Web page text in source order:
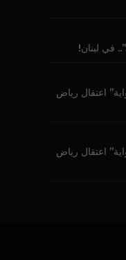
في لبنان!
اعتقال رياض
اعتقال رياض